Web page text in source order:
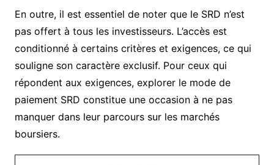
En outre, il est essentiel de noter que le SRD n’est
pas offert à tous les investisseurs. L’accès est
conditionné à certains critères et exigences, ce qui
souligne son caractère exclusif. Pour ceux qui
répondent aux exigences, explorer le mode de
paiement SRD constitue une occasion à ne pas
manquer dans leur parcours sur les marchés
boursiers.